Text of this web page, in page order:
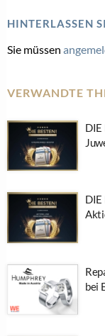
HINTERLASSEN
Sie müssen
VERWANDTE
DIE
DIE
bei